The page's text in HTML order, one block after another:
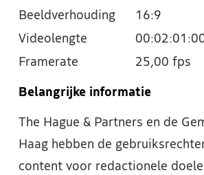
Beeldverhouding
16:9
Videolengte
Framerate
25,00 fps
Belangrijke informatie
The Hague & Partners en de
Haag hebben de
content voor redactionele